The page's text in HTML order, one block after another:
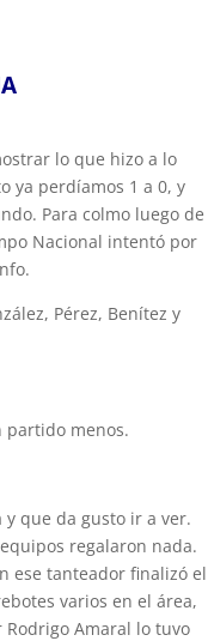
lo que hizo a lo
ya perdíamos 1 a 0, y
Para colmo luego de
Nacional intentó por
Pérez, Benítez y
partido menos.
que da gusto ir a ver.
regalaron nada.
ese tanteador finalizó el
varios en el área,
Amaral lo tuvo